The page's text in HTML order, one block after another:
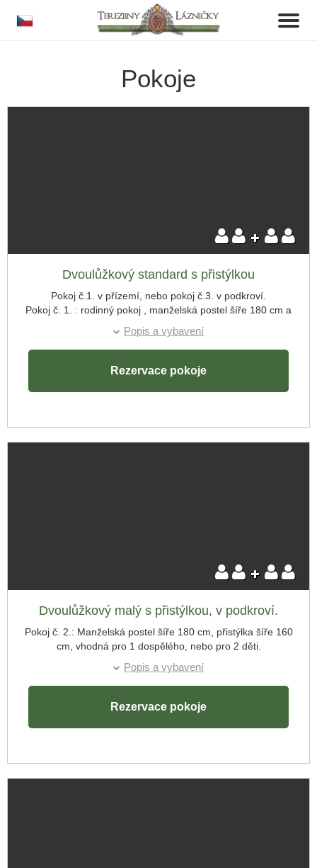
Toggle
Pokoje
Dvoulůžkový standard s přistýlkou
Pokoj č.1. v přízemí, nebo pokoj č.3. v podkroví.
Pokoj č. 1. : rodinný pokoj , manželská postel šíře 180 cm a
palanda 2 x 80 cm. Bezbariérová koupelna .
Pokoj č.3. : rodinný pokoj , manželská postel šíře 180 cm,
přistýlka šíře 160 cm.
Popis a vybavení
Skrýt rezervaci
Příjezd:
Odjezd:
Rezervace pokoje
Dvoulůžkový malý s přistýlkou, v podkroví.
Pokoj č. 2.: Manželská postel šíře 180 cm, přistýlka šíře 160
cm, vhodná pro 1 dospělého, nebo pro 2 děti.
cm, vhodná pro 1 dospělého, nebo pro 2 děti.
Popis a vybavení
Skrýt rezervaci
Příjezd:
Odjezd:
Rezervace pokoje